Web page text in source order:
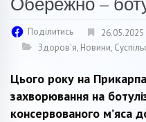
Поділитись
26.05.2025
Здоров'я, Новини,
Цього року на
захворювання на
консервованого м’яса